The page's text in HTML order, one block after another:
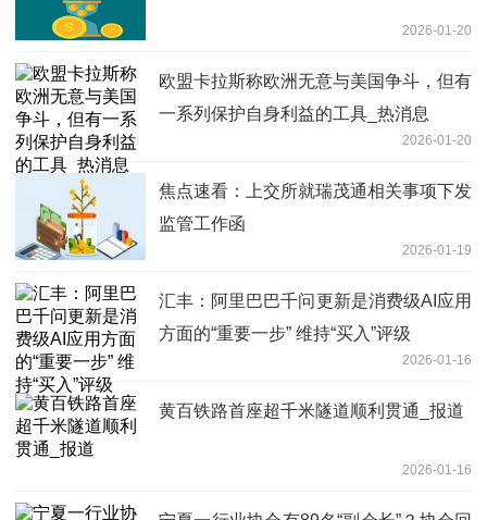
2026-01-20
欧盟卡拉斯称欧洲无意与美国争斗，但有
一系列保护自身利益的工具_热消息
2026-01-20
焦点速看：上交所就瑞茂通相关事项下发
监管工作函
2026-01-19
汇丰：阿里巴巴千问更新是消费级AI应用
方面的“重要一步” 维持“买入”评级
2026-01-16
黄百铁路首座超千米隧道顺利贯通_报道
2026-01-16